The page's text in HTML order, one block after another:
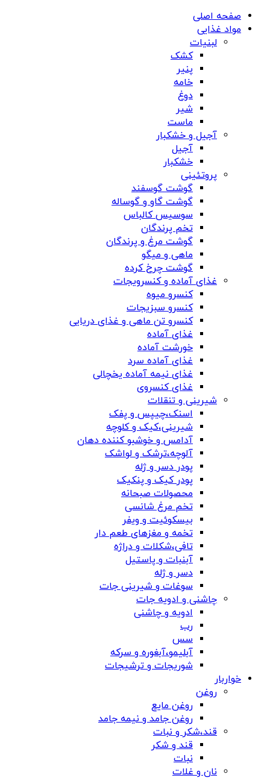
صفحه اصلی
مواد غذایی
لبنیات
کشک
پنیر
خامه
دوغ
شیر
ماست
آجیل و خشکبار
آجیل
خشکبار
پروتئینی
گوشت گوسفند
گوشت گاو و گوساله
سوسیس کالباس
تخم پرندگان
گوشت مرغ و پرندگان
ماهی و میگو
گوشت چرخ کرده
غذای آماده و کنسرویجات
کنسرو میوه
کنسرو سبزیجات
کنسرو تن ماهی و غذای دریایی
غذای آماده
خورشت آماده
غذای آماده سرد
غذای نیمه آماده یخچالی
غذای کنسروی
شیرینی و تنقلات
اسنک،چیپس و پفک
شیرینی،کیک و کلوچه
آدامس و خوشبو کننده دهان
آلوچه،ترشک و لواشک
پودر دسر و ژله
پودر کیک و پنکیک
محصولات صبحانه
تخم مرغ شانسی
بیسکوئیت و ویفر
تخمه و مغزهای طعم دار
تافی،شکلات و دراژه
آبنبات و پاستیل
دسر و ژله
سوغات و شیرینی جات
چاشنی و ادویه جات
ادویه و چاشنی
رب
سس
آبلیمو،آبغوره و سرکه
شوریجات و ترشیجات
خواربار
روغن
روغن مایع
روغن جامد و نیمه جامد
قند،شکر و نبات
قند و شکر
نبات
نان و غلات